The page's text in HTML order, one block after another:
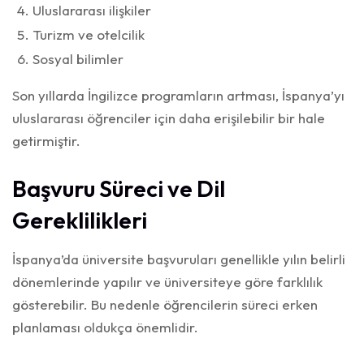
Uluslararası ilişkiler
Turizm ve otelcilik
Sosyal bilimler
Son yıllarda İngilizce programların artması, İspanya’yı
uluslararası öğrenciler için daha erişilebilir bir hale
getirmiştir.
Başvuru Süreci ve Dil
Gereklilikleri
İspanya’da üniversite başvuruları genellikle yılın belirli
dönemlerinde yapılır ve üniversiteye göre farklılık
gösterebilir. Bu nedenle öğrencilerin süreci erken
planlaması oldukça önemlidir.